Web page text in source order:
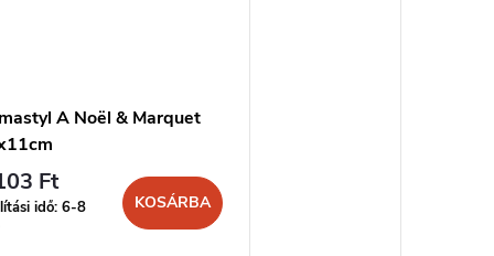
A Noël & Marquet
Ft
idő: 6-8
KOSÁRBA